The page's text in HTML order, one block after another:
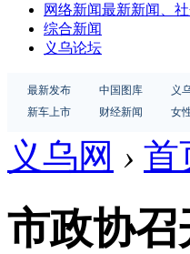
网络新闻最新新闻、
综合新闻
义乌论坛
最新发布 中国图库 义
新车上市
财经新闻 女
义乌网 › 首
市政协